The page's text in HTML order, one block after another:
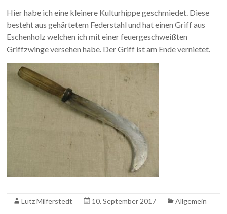
Hier habe ich eine kleinere Kulturhippe geschmiedet. Diese
besteht aus gehärtetem Federstahl und hat einen Griff aus
Eschenholz welchen ich mit einer feuergeschweißten
Griffzwinge versehen habe. Der Griff ist am Ende vernietet.
Lutz Milferstedt 10. September 2017 Allgemein